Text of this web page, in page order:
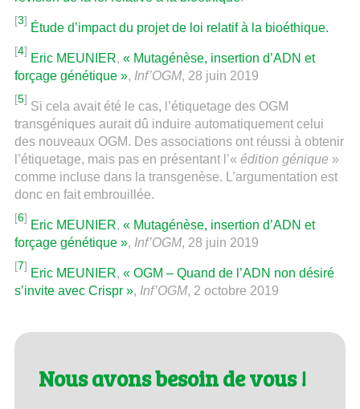
[3]
Étude d’impact du projet de loi relatif à la bioéthique.
[4]
Eric MEUNIER, « Mutagénèse, insertion d’ADN et
forçage génétique », Inf’OGM, 28 juin 2019
[5]
Si cela avait été le cas, l’étiquetage des OGM
transgéniques aurait dû induire automatiquement celui
des nouveaux OGM. Des associations ont réussi à obtenir
l’étiquetage, mais pas en présentant l’« édition génique»
comme incluse dans la transgenèse. L’argumentation est
donc en fait embrouillée.
[6]
Eric MEUNIER, « Mutagénèse, insertion d’ADN et
forçage génétique », Inf’OGM, 28 juin 2019
[7]
Eric MEUNIER, « OGM – Quand de l’ADN non désiré
s’invite avec Crispr », Inf’OGM, 2 octobre 2019
Nous avons besoin de vous !